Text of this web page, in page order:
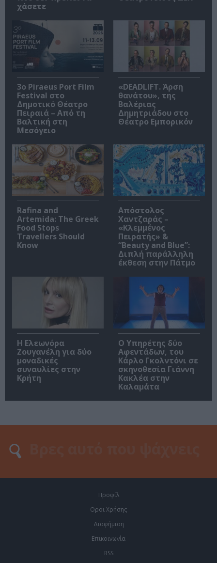
χάσετε
3o Piraeus Port Film
Festival στο
Δημοτικό Θέατρο
Πειραιά – Από τη
Βαλτική στη
Μεσόγειο
«DEADLIFT. Άρση
θανάτου», της
Βαλέριας
Δημητριάδου στο
Θέατρο Εμπορικόν
Rafina and
Artemida: The Greek
Food Stops
Travellers Should
Know
Απόστολος
Χαντζαράς –
«Κλεμμένος
Πειρατής» &
“Beauty and Blue”:
Διπλή παράλληλη
έκθεση στην Πάτμο
Η Ελεωνόρα
Ζουγανέλη για δύο
μοναδικές
συναυλίες στην
Κρήτη
Ο Υπηρέτης δύο
Αφεντάδων, του
Κάρλο Γκολντόνι σε
σκηνοθεσία Γιάννη
Κακλέα στην
Καλαμάτα
Προφίλ
Οροι Χρήσης
Διαφήμιση
Επικοινωνία
RSS